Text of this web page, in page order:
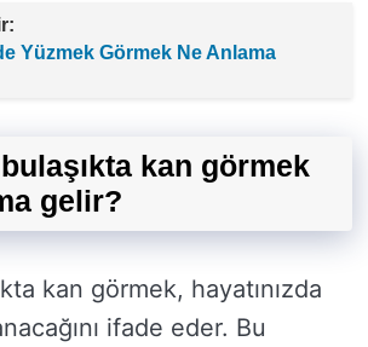
Yüzmek Görmek Ne Anlama
kan görmek
gelir?
kan görmek, hayatınızda
ifade eder. Bu